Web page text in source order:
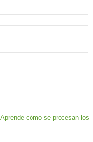
Aprende cómo se procesan los